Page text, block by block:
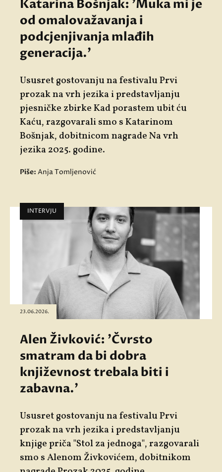
Katarina Bošnjak: 'Muka mi je
od omalovažavanja i
podcjenjivanja mlađih
generacija.'
Ususret gostovanju na festivaluPrvi
prozak na vrh jezikai predstavljanju
pjesničke zbirkeKad porastem ubit ću
Kaću, razgovarali smo sKatarinom
Bošnjak, dobitnicom nagrade Na vrh
jezika 2025. godine.
Piše: Anja Tomljenović
INTERVJU
23.06.2026.
Alen Živković: 'Čvrsto
smatram da bi dobra
književnost trebala biti i
zabavna.'
Ususret gostovanju na festivalu Prvi
prozak na vrh jezika i predstavljanju
knjige priča "Stol za jednoga", razgovarali
smo s Alenom Živkovićem, dobitnikom